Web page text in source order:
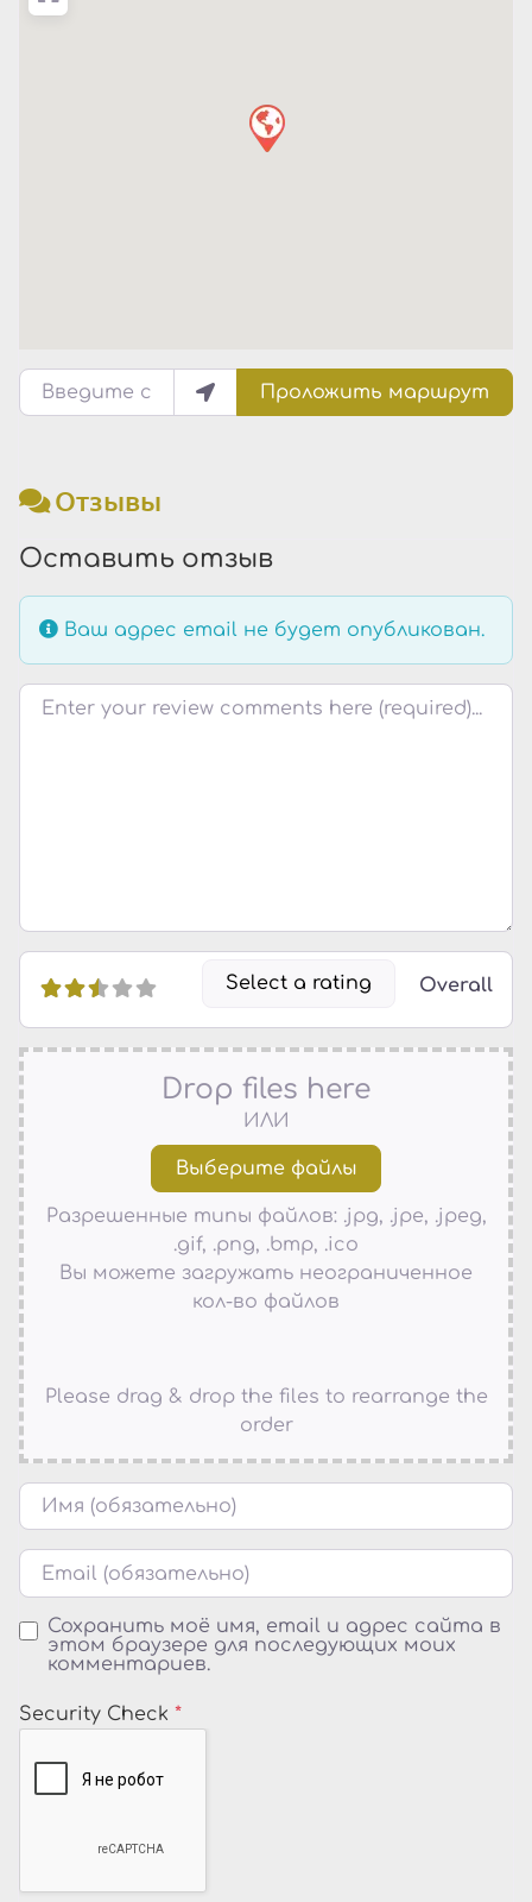
Введите свое местоположение
Проложить маршрут
Отзывы
Оставить отзыв
Ваш адрес email не будет опубликован.
Текст отзыва
Select a rating Overall
Drop files here
ИЛИ
Разрешенные типы файлов: .jpg, .jpe, .jpeg,
.gif, .png, .bmp, .ico
Вы можете загружать неограниченное
кол-во файлов
Please drag & drop the files to rearrange the
order
Имя
Email
Сохранить моё имя, email и адрес сайта в
этом браузере для последующих моих
комментариев.
Security Check *